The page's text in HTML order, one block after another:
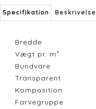
Specifikation Beskrivelse
Bredde
Vægt pr. m²
Bundvare
Transparent
Komposition
Farvegruppe